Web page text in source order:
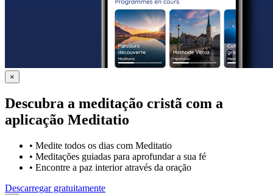
×
Descubra a meditação cristã com a
aplicação Meditatio
• Medite todos os dias com Meditatio
• Meditações guiadas para aprofundar a sua fé
• Encontre a paz interior através da oração
Descarregar gratuitamente